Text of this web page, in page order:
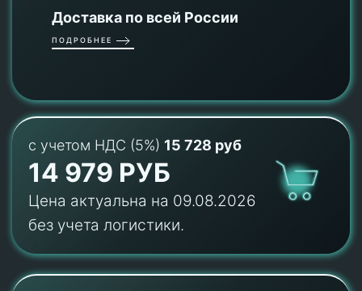
Доставка по всей России
ПОДРОБНЕЕ
с учетом НДС (5%) 15 728 руб
14 979 РУБ
Цена актуальна на 09.08.2026
без учета логистики.